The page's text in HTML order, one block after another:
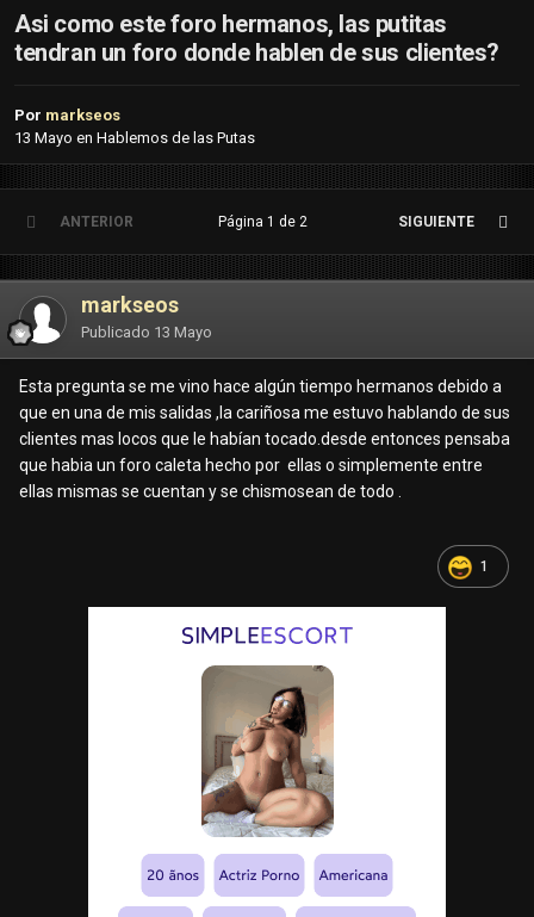
Asi como este foro hermanos, las putitas
tendran un foro donde hablen de sus clientes?
Por markseos
13 Mayo en Hablemos de las Putas
ANTERIOR SIGUIENTE
Página 1 de 2
markseos
Publicado 13 Mayo
Esta pregunta se me vino hace algún tiempo hermanos debido a
que en una de mis salidas ,la cariñosa me estuvo hablando de sus
clientes mas locos que le habían tocado.desde entonces pensaba
que habia un foro caleta hecho por ellas o simplemente entre
ellas mismas se cuentan y se chismosean de todo .
1